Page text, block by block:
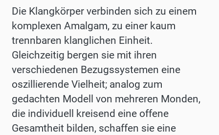
Die Klangkörper verbinden sich zu einem
komplexen Amalgam, zu einer kaum
trennbaren klanglichen Einheit.
Gleichzeitig bergen sie mit ihren
verschiedenen Bezugssystemen eine
oszillierende Vielheit; analog zum
gedachten Modell von mehreren Monden,
die individuell kreisend eine offene
Gesamtheit bilden, schaffen sie eine